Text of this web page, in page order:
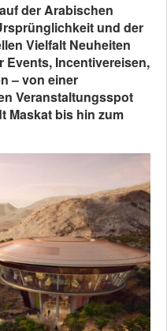
der Arabischen
und der
Vielfalt Neuheiten
Incentivereisen,
– von einer
Veranstaltungsspot
Maskat bis hin zum